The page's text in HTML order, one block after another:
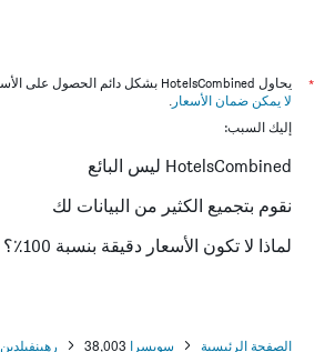
*
يحاول HotelsCombined بشكل دائم الحصول على الأسعار الدقيقة، ولكن
لا يمكن ضمان الأسعار .
إليك السبب:
HotelsCombined ليس البائع
نقوم بتجميع الكثير من البيانات لك
لماذا لا تكون الأسعار دقيقة بنسبة 100٪؟
الصفحة الرئيسية سويسرا 38,003 رهينفيلدين